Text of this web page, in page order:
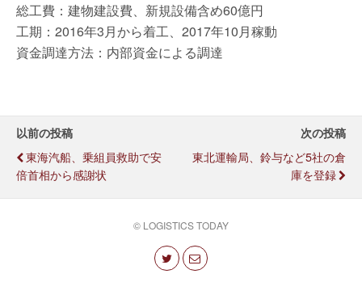
総工費：建物建設費、新規設備含め60億円
工期：2016年3月から着工、2017年10月稼動
資金調達方法：内部資金による調達
以前の投稿
東海汽船、乗組員救助で安
倍首相から感謝状
次の投稿
東北運輸局、鈴与など5社の倉
庫を登録
© LOGISTICS TODAY